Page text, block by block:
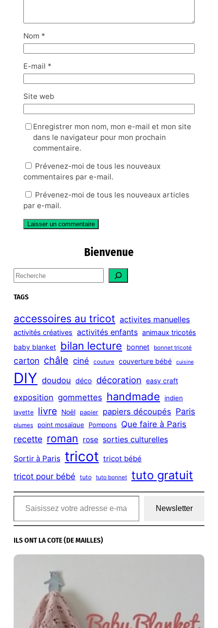
Nom *
E-mail *
Site web
Enregistrer mon nom, mon e-mail et mon site
dans le navigateur pour mon prochain
commentaire.
Prévenez-moi de tous les nouveaux
commentaires par e-mail.
Prévenez-moi de tous les nouveaux articles
par e-mail.
Bienvenue
S
e
a
c
h
TAGS
accessoires au tricot activites manuelles
activités créatives activités enfants animaux tricotés
baby blanket bilan lecture bonnet bonnet tricoté
carton châle ciné couture couverture bébé cuisine
DIY doudou déco décoration easy craft
exposition gommettes handmade indien
layette livre Noël papier papiers découpés Paris
plumes point mosaïque Pompons Que faire à Paris
recette roman rose sorties culturelles
Sortir à Paris tricot tricot bébé
tricot pour bébé tuto tuto bonnet tuto gratuit
Saisissez votre adresse e-mail…
Newsletter
ILS ONT LA COTE (DE MAILLES)